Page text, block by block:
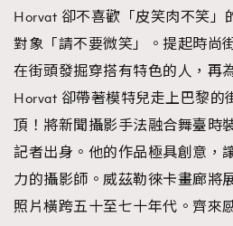
Horvat 卻不喜歡「皮笑肉不笑」
對象「請不要微笑」。提起時尚
在街頭發掘穿搭有特色的人，再
Horvat 卻帶著模特兒走上巴黎的
頂！將新聞攝影手法融合舞臺時
記者出身。他的作品極具創意，
力的攝影師。威茲勒徠卡畫廊將
照片橫跨五十至七十年代。齊來